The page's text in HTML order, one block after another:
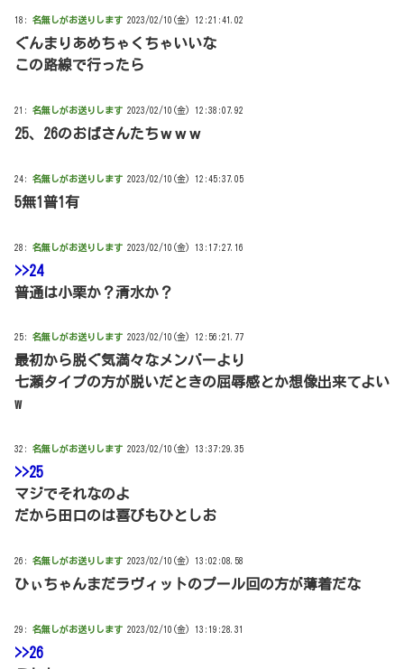
18: 名無しがお送りします 2023/02/10(金) 12:21:41.02
ぐんまりあめちゃくちゃいいな
この路線で行ったら
21: 名無しがお送りします 2023/02/10(金) 12:38:07.92
25、26のおばさんたちｗｗｗ
24: 名無しがお送りします 2023/02/10(金) 12:45:37.05
5無1普1有
28: 名無しがお送りします 2023/02/10(金) 13:17:27.16
>>24
普通は小栗か？清水か？
25: 名無しがお送りします 2023/02/10(金) 12:56:21.77
最初から脱ぐ気満々なメンバーより
七瀬タイプの方が脱いだときの屈辱感とか想像出来てよい
w
32: 名無しがお送りします 2023/02/10(金) 13:37:29.35
>>25
マジでそれなのよ
だから田口のは喜びもひとしお
26: 名無しがお送りします 2023/02/10(金) 13:02:08.58
ひぃちゃんまだラヴィットのプール回の方が薄着だな
29: 名無しがお送りします 2023/02/10(金) 13:19:28.31
>>26